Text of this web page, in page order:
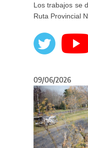
Los trabajos se
Ruta Provincial
09/06/2026
Anterior